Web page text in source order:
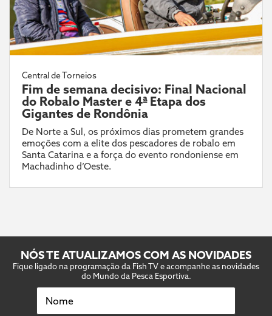
Central de Torneios
Fim de semana decisivo: Final Nacional
do Robalo Master e 4ª Etapa dos
Gigantes de Rondônia
De Norte a Sul, os próximos dias prometem grandes
emoções com a elite dos pescadores de robalo em
Santa Catarina e a força do evento rondoniense em
Machadinho d’Oeste.
NÓS TE ATUALIZAMOS COM AS NOVIDADES
Fique ligado na programação da Fish TV e acompanhe as novidades
do Mundo da Pesca Esportiva.
Nome